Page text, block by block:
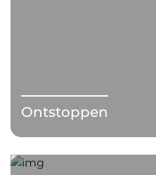
Ontstoppen